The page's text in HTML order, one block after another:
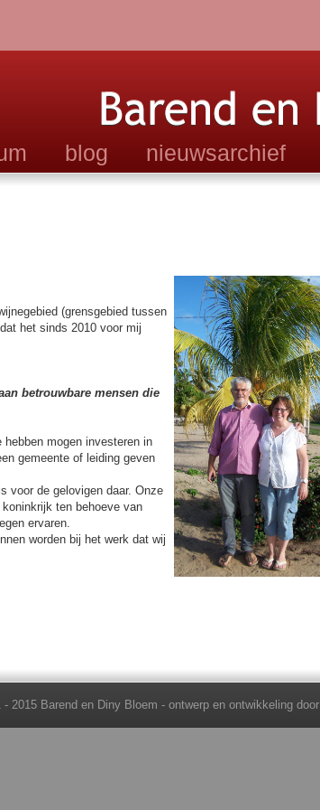
(grensgebied tussen
het sinds 2010 voor mij
betrouwbare mensen die
hebben mogen investeren in
gemeente of leiding geven
voor de gelovigen daar. Onze
ten behoeve van
ervaren.
worden bij het werk dat wij
blog nieuwsarchief
- 2015 Barend en Diny Bloem - ontwerp en ontwikkeling door